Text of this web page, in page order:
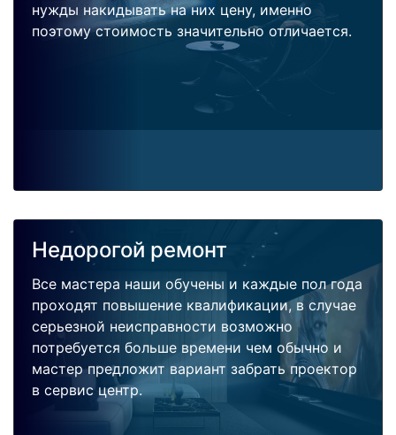
нужды накидывать на них цену, именно
поэтому стоимость значительно отличается.
Недорогой ремонт
Все мастера наши обучены и каждые пол года
проходят повышение квалификации, в случае
серьезной неисправности возможно
потребуется больше времени чем обычно и
мастер предложит вариант забрать проектор
в сервис центр.